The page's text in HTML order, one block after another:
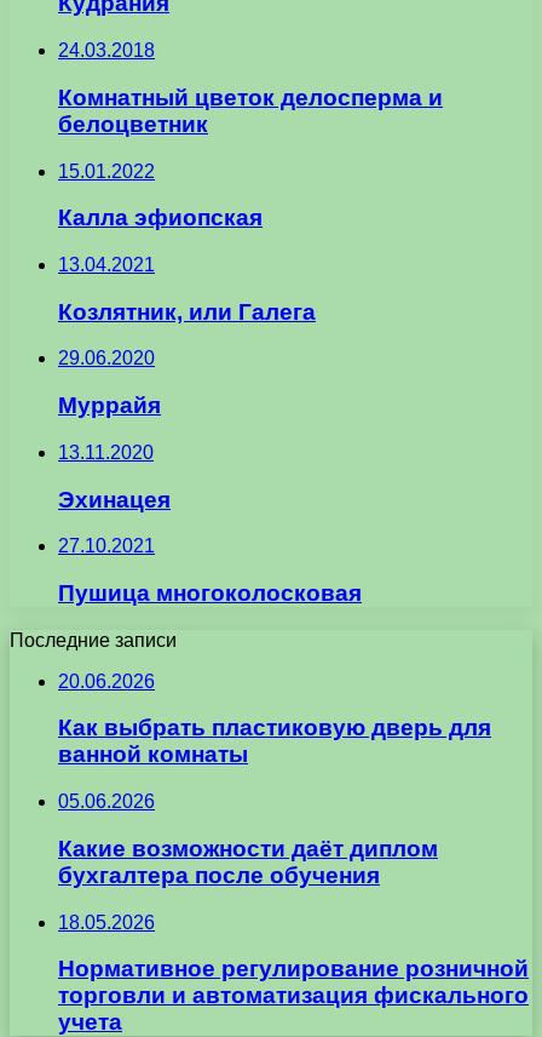
24.03.2018
Комнатный цветок делосперма и
белоцветник
15.01.2022
Калла эфиопская
13.04.2021
Козлятник, или Галега
29.06.2020
Муррайя
13.11.2020
Эхинацея
27.10.2021
Пушица многоколосковая
Последние записи
20.06.2026
Как выбрать пластиковую дверь для
ванной комнаты
05.06.2026
Какие возможности даёт диплом
бухгалтера после обучения
18.05.2026
Нормативное регулирование розничной
торговли и автоматизация фискального
учета